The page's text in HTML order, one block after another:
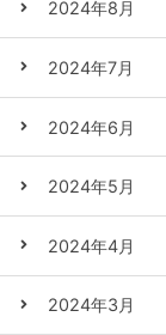
2024年8月
2024年7月
2024年6月
2024年5月
2024年4月
2024年3月